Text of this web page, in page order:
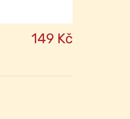
149 Kč